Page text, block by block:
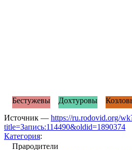
Прародители
Бестужевы Дохтуровы
Источник — https://ru.rodovid.org/
title=Запись:114490&oldid=1890374
Категория: